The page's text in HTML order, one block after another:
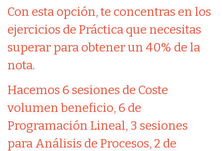
Con esta opción, te concentras en los
ejercicios de Práctica que necesitas
superar para obtener un 40% de la
nota.
Hacemos 6 sesiones de Coste
volumen beneficio, 6 de
Programación Lineal, 3 sesiones
para Análisis de Procesos, 2 de